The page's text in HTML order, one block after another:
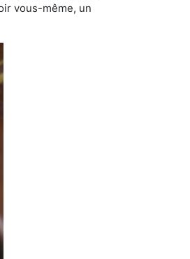
vous-même, un